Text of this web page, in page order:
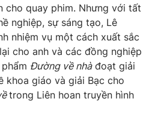
cho quay phim. Nhưng với tất
nghiệp, sự sáng tạo, Lê
nhiệm vụ một cách xuất sắc
cho anh và các đồng nghiệp
Đường về nhàđoạt giải
khoa giáo và giải Bạc cho
trong Liên hoan truyền hình